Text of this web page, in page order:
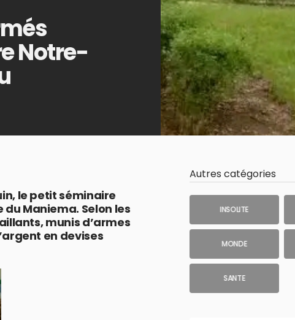
Notre-
le petit séminaire
Maniema. Selon les
munis d’armes
en devises
Autres catégories
INSOLITE
MONDE
SANTE